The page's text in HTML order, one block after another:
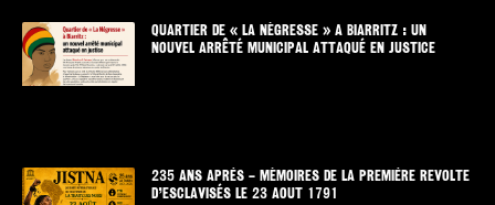
QUARTIER DE « LA NÉGRESSE » A BIARRITZ : UN
NOUVEL ARRÊTÉ MUNICIPAL ATTAQUÉ EN JUSTICE
235 ANS APRÈS – MÉMOIRES DE LA PREMIÈRE REVOLTE
D’ESCLAVISÉS LE 23 AOUT 1791